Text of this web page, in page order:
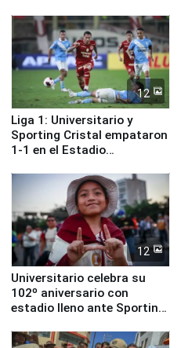
12
Liga 1: Universitario y
Sporting Cristal empataron
1-1 en el Estadio
12
Universitario celebra su
102º aniversario con
estadio lleno ante Sporting